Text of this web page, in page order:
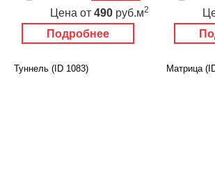
Подробнее
Цена от 490 руб.м2
Туннель (ID 1083) Матрица